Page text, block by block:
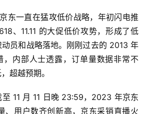
东一直在猛攻低价战略，年初闪电推
、11.11 的大促低价攻势，形成了低
员和战略落地。刚刚过去的 2013 年
，内部人士透露，订单量数据非常不
超越预期。
11 月 11 日晚 23:59，2023 年京东
、用户数齐创新高，京东采销直播火